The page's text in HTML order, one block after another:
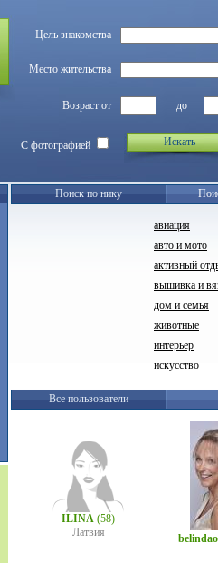
Цель знакомства
Место жительства
Возраст от до
С фотографией Искать
Поиск по нику
авиация
авто и мото
активный
вышивка и
дом и семья
животные
интерьер
искусство
Все пользователи
ILINA (58)
Латвия